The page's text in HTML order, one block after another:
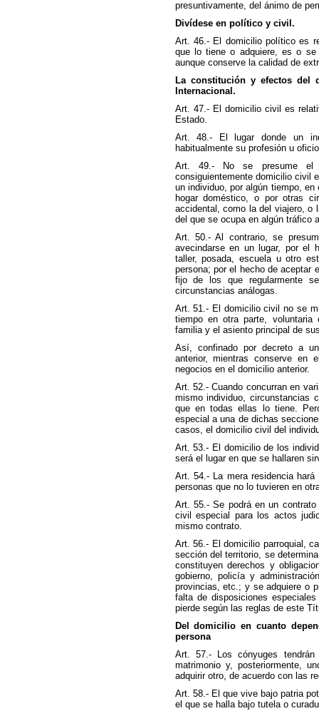
presuntivamente, del ánimo de
Divídese en político y civil.
Art. 46.- El domicilio político es
que lo tiene o adquiere, es o se
aunque conserve la calidad de
La constitución y efectos del
Internacional.
Art. 47.- El domicilio civil es
Estado.
Art. 48.- El lugar donde un
habitualmente su profesión u
Art. 49.- No se presume el
consiguientemente domicilio civil
un individuo, por algún tiempo,
hogar doméstico, o por otras
accidental, como la del viajero, o
del que se ocupa en algún tráfico
Art. 50.- Al contrario, se
avecindarse en un lugar, por el
taller, posada, escuela u otro
persona; por el hecho de aceptar
fijo de los que regularmente
circunstancias análogas.
Art. 51.- El domicilio civil no se
tiempo en otra parte, voluntaria
familia y el asiento principal de
Así, confinado por decreto a
anterior, mientras conserve
negocios en el domicilio anterior.
Art. 52.- Cuando concurran en
mismo individuo, circunstancias
que en todas ellas lo tiene.
especial a una de dichas
casos, el domicilio civil del
Art. 53.- El domicilio de los
será el lugar en que se hallaren
Art. 54.- La mera residencia
personas que no lo tuvieren en
Art. 55.- Se podrá en un
civil especial para los actos
mismo contrato.
Art. 56.- El domicilio parroquial,
sección del territorio, se
constituyen derechos y
gobierno, policía y
provincias, etc.; y se adquiere o
falta de disposiciones
pierde según las reglas de este
Del domicilio en cuanto
persona
Art. 57.- Los cónyuges
matrimonio y, posteriormente,
adquirir otro, de acuerdo con las
Art. 58.- El que vive bajo patria
el que se halla bajo tutela o